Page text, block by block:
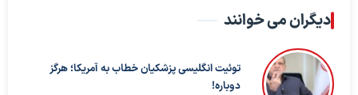
دیگران می خوانند
توئیت انگلیسی پزشکیان خطاب به آمریکا؛ هرگز
دوباره!